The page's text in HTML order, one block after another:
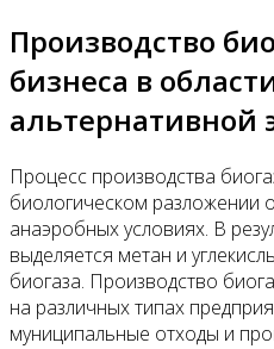
Производство
бизнеса в
альтернативной
Процесс производства
биологическом разложении
анаэробных условиях. В
выделяется метан и
биогаза. Производство
на различных типах
муниципальные отходы и